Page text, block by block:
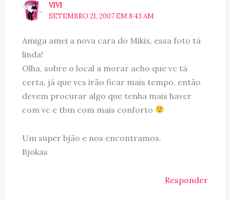
VIVI
SETEMBRO 21, 2007 EM 8:43 AM
Amiga amei a nova cara do Mikix, essa foto tá
linda!
Olha, sobre o local a morar acho que vc tá
certa, já que vcs irão ficar mais tempo, então
devem procurar algo que tenha mais haver
com vc e tbm com mais conforto
Um super bjão e nos encontramos.
Bjokas
Responder